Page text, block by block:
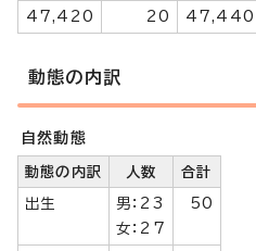
47,420 20 47,440
動態の内訳
自然動態
動態の内訳 人数 合計
出生
男：23
女：27
50